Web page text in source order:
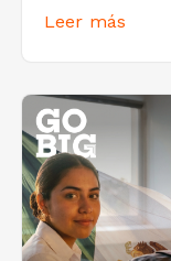
Leer más